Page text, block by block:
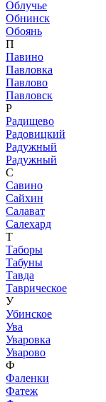
Облучье
Обнинск
Обоянь
П
Павино
Павловка
Павлово
Павловск
Р
Радищево
Радовицкий
Радужный
Радужный
С
Савино
Сайхин
Салават
Салехард
Т
Таборы
Табуны
Тавда
Таврическое
У
Убинское
Ува
Уваровка
Уварово
Ф
Фаленки
Фатеж